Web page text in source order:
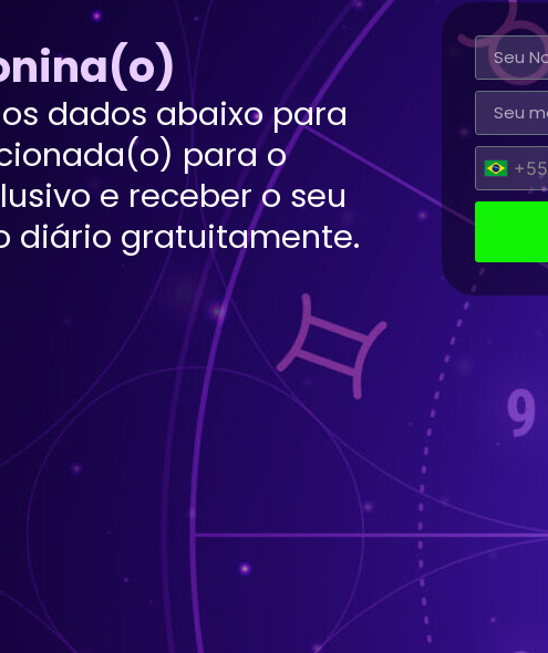
dados abaixo para
para o
e receber o seu
diário gratuitamente.
+55